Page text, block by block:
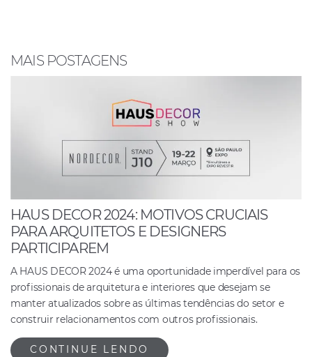
o
k
p
MAIS POSTAGENS
HAUS DECOR 2024: MOTIVOS CRUCIAIS
PARA ARQUITETOS E DESIGNERS
PARTICIPAREM
A HAUS DECOR 2024 é uma oportunidade imperdível para os
profissionais de arquitetura e interiores que desejam se
manter atualizados sobre as últimas tendências do setor e
construir relacionamentos com outros profissionais.
CONTINUE LENDO